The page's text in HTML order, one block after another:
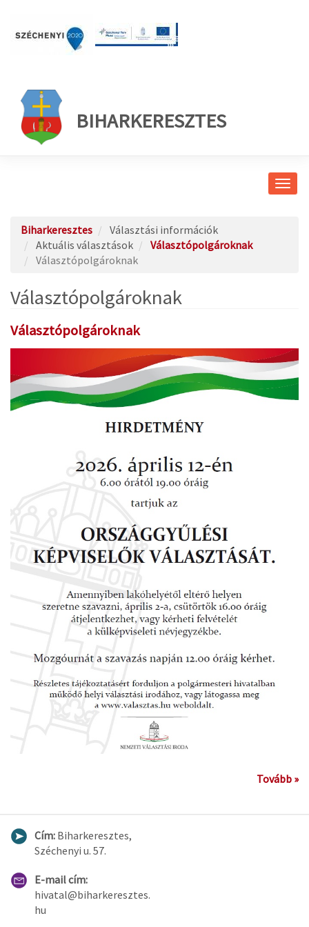
BIHARKERESZTES
Biharkeresztes
Választási információk
Aktuális választások
Választópolgároknak
Választópolgároknak
Választópolgároknak
Választópolgároknak
Tovább »
Cím: Biharkeresztes,
Széchenyi u. 57.
E-mail cím:
hivatal@biharkeresztes.
hu